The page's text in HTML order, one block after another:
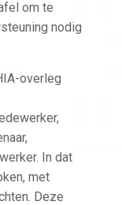
om te
nodig
overleg
In dat
met
Deze